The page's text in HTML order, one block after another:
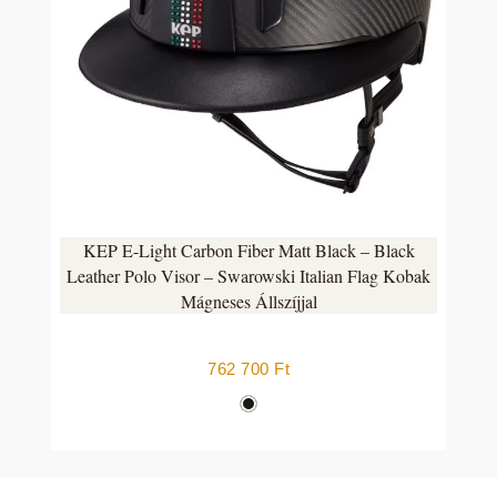
KEP E-Light Carbon Fiber Matt Black – Black
Leather Polo Visor – Swarowski Italian Flag Kobak
Mágneses Állszíjjal
762 700 Ft